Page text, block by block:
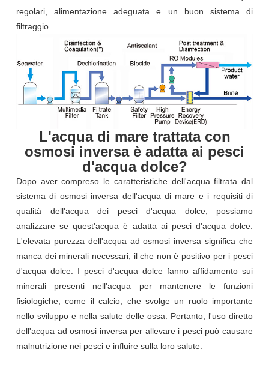
regolari, alimentazione adeguata e un buon sistema di
filtraggio.
L'acqua di mare trattata con
osmosi inversa è adatta ai pesci
d'acqua dolce?
Dopo aver compreso le caratteristiche dell'acqua filtrata dal
sistema di osmosi inversa dell'acqua di mare e i requisiti di
qualità dell'acqua dei pesci d'acqua dolce, possiamo
analizzare se quest'acqua è adatta ai pesci d'acqua dolce.
L'elevata purezza dell'acqua ad osmosi inversa significa che
manca dei minerali necessari, il che non è positivo per i pesci
d'acqua dolce. I pesci d'acqua dolce fanno affidamento sui
minerali presenti nell'acqua per mantenere le funzioni
fisiologiche, come il calcio, che svolge un ruolo importante
nello sviluppo e nella salute delle ossa. Pertanto, l'uso diretto
dell'acqua ad osmosi inversa per allevare i pesci può causare
malnutrizione nei pesci e influire sulla loro salute.